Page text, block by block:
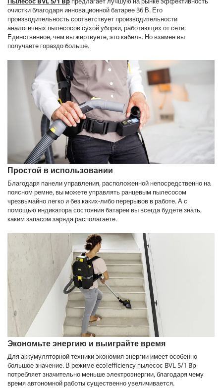
очистки благодаря инновационной батарее 36 В. Его
производительность соответствует производительности
аналогичных пылесосов сухой уборки, работающих от сети.
Единственное, чем вы жертвуете, это кабель. Но взамен вы
получаете гораздо больше.
Простой в использовании
Благодаря панели управления, расположенной непосредственно на
поясном ремне, вы можете управлять ранцевым пылесосом
чрезвычайно легко и без каких-либо перерывов в работе. А с
помощью индикатора состояния батареи вы всегда будете знать,
каким запасом заряда располагаете.
Экономьте энергию и выиграйте время
Для аккумуляторной техники экономия энергии имеет особенно
большое значение. В режимеeco!efficiency пылесос BVL 5/1 Bp
потребляет значительно меньше электроэнергии, благодаря чему
время автономной работы существенно увеличивается.